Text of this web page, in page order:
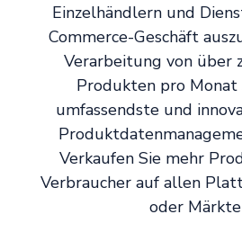
Einzelhändlern und
Commerce-Geschäft
Verarbeitung von über
Produkten pro
umfassendste und
Verkaufen Sie mehr
Verbraucher auf allen
oder